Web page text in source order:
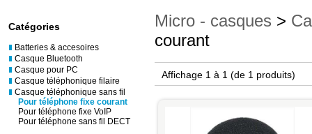
Catégories
Batteries & accesoires
Casque Bluetooth
Casque pour PC
Casque téléphonique filaire
Casque téléphonique sans fil
Pour téléphone fixe courant
Pour téléphone fixe VoIP
Pour téléphone sans fil DECT
Micro - casques >
courant
Affichage 1 à 1 (de 1 produits)